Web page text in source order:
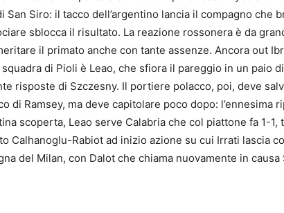
San Siro: il tacco dell’argentino lancia il compagno che
sblocca il risultato. La reazione rossonera è da
il primato anche con tante assenze. Ancora out
di Pioli è Leao, che sfiora il pareggio in un paio
risposte di Szczesny. Il portiere polacco, poi, deve
di Ramsey, ma deve capitolare poco dopo: l’ennesima
scoperta, Leao serve Calabria che col piattone fa 1-
Calhanoglu-Rabiot ad inizio azione su cui Irrati lascia
del Milan, con Dalot che chiama nuovamente in causa